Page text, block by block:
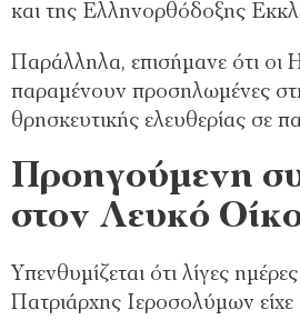
και της Ελληνορθόδοξης
Παράλληλα, επισήμανε ότι οι
παραμένουν προσηλωμένες
θρησκευτικής ελευθερίας σε
Προηγούμενη
στον Λευκό
Υπενθυμίζεται ότι λίγες
Πατριάρχης Ιεροσολύμων είχε